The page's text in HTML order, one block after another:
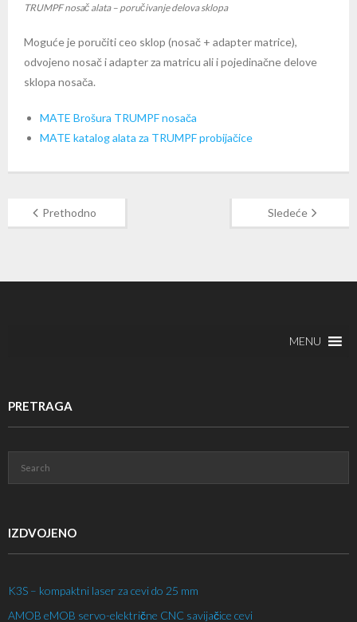
TRUMPF nosač alata – poručivanje delova sklopa
Moguće je poručiti ceo sklop (nosač + adapter matrice),
odvojeno nosač i adapter za matricu ali i pojedinačne delove
sklopa nosača.
MATE Brošura TRUMPF nosača
MATE katalog alata za TRUMPF probijačice
Prethodno Sledeće
MENU
PRETRAGA
IZDVOJENO
K3S – kompaktni laser za cevi do 25 mm
AMOB eMOB servo-električne CNC savijačice cevi